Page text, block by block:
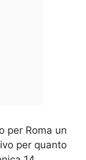
per Roma un
per quanto